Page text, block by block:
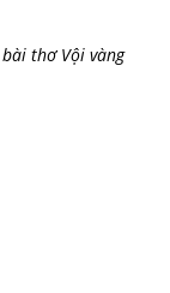
thơ Vội vàng